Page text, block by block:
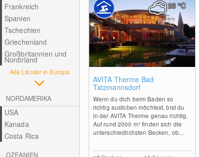
Frankreich
Spanien
Tschechien
Griechenland
Großbritannien und
Nordirland
Alle Länder in Europa
NORDAMERIKA
USA
Kanada
Costa Rica
OZEANIEN
AVITA Therme Bad
Tatzmannsdorf
Wenn du dich beim Baden so
richtig austoben möchtest, bist du
in der AVITA Therme genau richtig.
Auf rund 2000 m² finden sich die
unterschiedlichsten Becken, ob...
26°C